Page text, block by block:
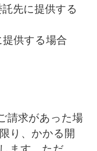
先に提供する
供する場合
請求があった場
り、かかる開